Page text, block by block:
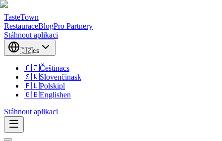
TasteTown
RestauraceBlogPro Partnery
Stáhnout aplikaci
🇨🇿cs
🇨🇿Češtinacs
🇸🇰Slovenčinask
🇵🇱Polskipl
🇬🇧Englishen
Stáhnout aplikaci